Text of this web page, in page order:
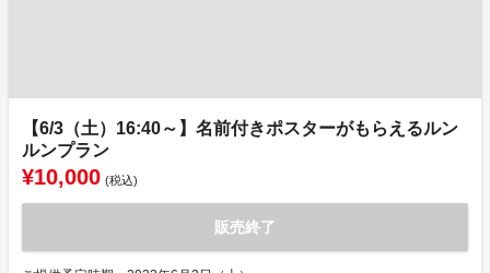
【6/3（土）16:40～】名前付きポスターがもらえるルン
ルンプラン
¥10,000 (税込)
販売終了